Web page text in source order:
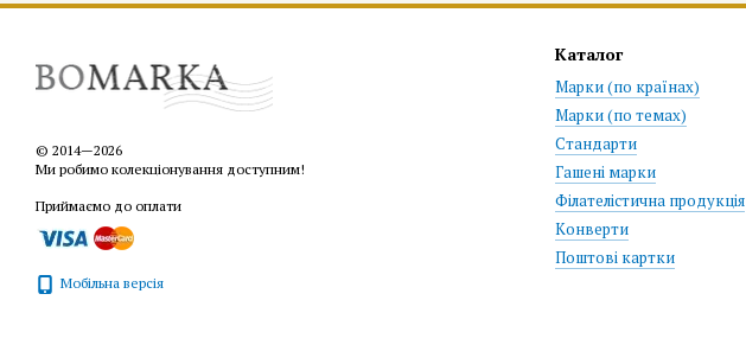
© 2014—2026
Ми робимо колекціонування доступним!
Приймаємо до оплати
Мобільна версія
Каталог
Марки (по країнах)
Марки (по темах)
Стандарти
Гашені марки
Філателістична продукція
Конверти
Поштові картки